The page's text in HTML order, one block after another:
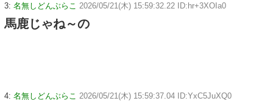
3: 名無しどんぶらこ 2026/05/21(木) 15:59:32.22 ID:hr+3XOIa0
馬鹿じゃね～の
4: 名無しどんぶらこ 2026/05/21(木) 15:59:37.04 ID:YxC5JuXQ0